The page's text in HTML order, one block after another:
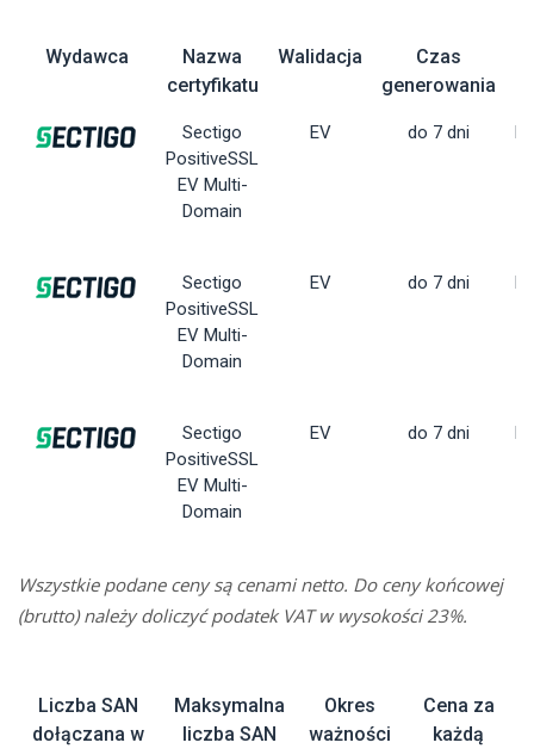
Wydawca
Nazwa
certyfikatu
Walidacja
Czas
generowania
Sectigo
PositiveSSL
EV Multi-
Domain
EV do 7 dni
Sectigo
PositiveSSL
EV Multi-
Domain
EV do 7 dni
Sectigo
PositiveSSL
EV Multi-
Domain
EV do 7 dni
Wszystkie podane ceny są cenami netto. Do ceny końcowej
(brutto) należy doliczyć podatek VAT w wysokości 23%.
Liczba SAN
dołączana w
Maksymalna
liczba SAN
Okres
ważności
Cena za
każdą